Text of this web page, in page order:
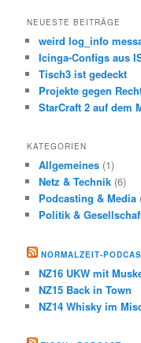
NEUESTE BEITRÄGE
weird log_info
Icinga-Configs aus
Tisch3 ist gedeckt
Projekte gegen
StarCraft 2 auf dem
KATEGORIEN
Allgemeines (1)
Netz & Technik (6)
Podcasting & Media
Politik &
NORMALZEIT-
NZ16 UKW mit
NZ15 Back in Town
NZ14 Whisky im